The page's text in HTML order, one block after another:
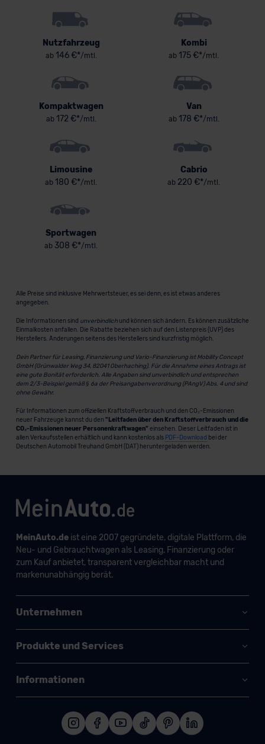
Nutzfahrzeug
ab146 €*/mtl.
Kombi
ab 175 €*/mtl.
Kompaktwagen
ab172 €*/mtl.
Van
ab178 €*/mtl.
Limousine
ab 180 €*/mtl.
Cabrio
ab 220 €*/mtl.
Sportwagen
ab 308 €*/mtl.
Alle Preise sind inklusive Mehrwertsteuer, es sei denn, es ist etwas anderes
angegeben.
Die Informationen sind unverbindlichund können sich ändern. Es können zusätzliche
Einmalkosten anfallen. Die Rabatte beziehen sich auf den Listenpreis (UVP) des
Herstellers. Änderungen seitens des Herstellers sind kurzfristig möglich.
Dein Partner für Leasing, Finanzierung und Vario-Finanzierung ist Mobility Concept
GmbH (Grünwalder Weg 34, 82041 Oberhaching). Für die Annahme eines Antrags ist
eine gute Bonität erforderlich. Alle Angaben sind unverbindlich und entsprechen
dem 2/3-Beispiel gemäß § 6a der Preisangabenverordnung (PAngV) Abs. 4 und sind
ohne Gewähr.
Für Informationen zum offiziellen Kraftstoffverbrauch und den CO₂-Emissionen
neuer Fahrzeuge kannst du den "Leitfaden über den Kraftstoffverbrauch und die
CO₂-Emissionen neuer Personenkraftwagen" einsehen. Dieser Leitfaden ist in
allen Verkaufsstellen erhältlich und kann kostenlos als PDF-Download bei der
Deutschen Automobil Treuhand GmbH (DAT) heruntergeladen werden.
MeinAuto.deist eine 2007 gegründete, digitale Plattform, die
Neu- und Gebrauchtwagen als Leasing, Finanzierung oder
zum Kauf anbietet, transparent vergleichbar macht und
markenunabhängig berät.
Unternehmen
Produkte und Services
Informationen